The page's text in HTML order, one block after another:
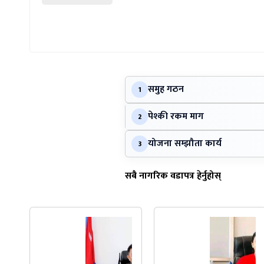
1 समुह गठन
2 पेश्की रकम माग
3 योजना सम्झौता कार्य
सबै नागरिक वडापत्र हेर्नुहोस्